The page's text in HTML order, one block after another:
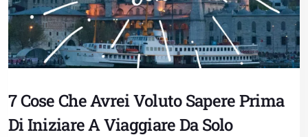
7 Cose Che Avrei Voluto Sapere Prima
Di Iniziare A Viaggiare Da Solo